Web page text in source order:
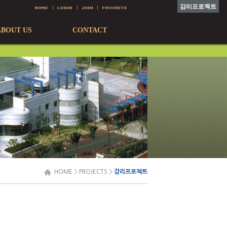
US CONTACT
HOME > PROJECTS > 감리프로젝트
감리프로젝트